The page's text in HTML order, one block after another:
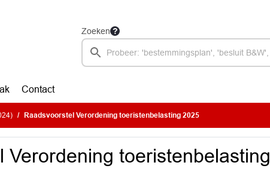
Zoeken
Contact
Raadsvoorstel Verordening toeristenbelasting 2025
Verordening toeristenbelasting